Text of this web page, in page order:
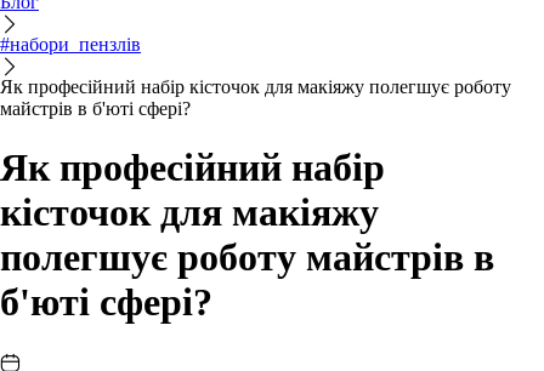
#набори_пензлів
Як професійний набір кісточок для макіяжу полегшує роботу
майстрів в б'юті сфері?
Як професійний набір
кісточок для макіяжу
полегшує роботу майстрів в
б'юті сфері?